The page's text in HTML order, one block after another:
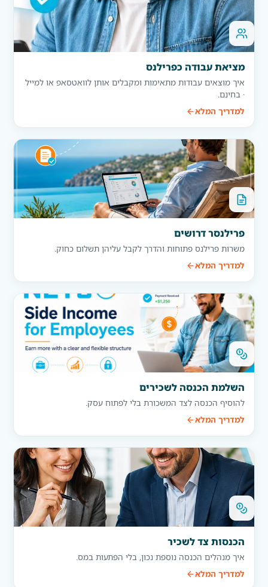
מציאת עבודה כפרילנס
איך מוצאים עבודות מתאימות ומקבלים אותן לוואטסאפ או למייל
· בחינם.
למדריך המלא
פרילנסר דרושים
משרות פרילנס פתוחות והדרך לקבל עליהן תשלום כחוק.
למדריך המלא
השלמת הכנסה לשכירים
להוסיף הכנסה לצד המשכורת בלי לפתוח עסק.
למדריך המלא
הכנסות צד לשכיר
איך מנהלים הכנסה נוספת נכון, בלי הפתעות במס.
למדריך המלא